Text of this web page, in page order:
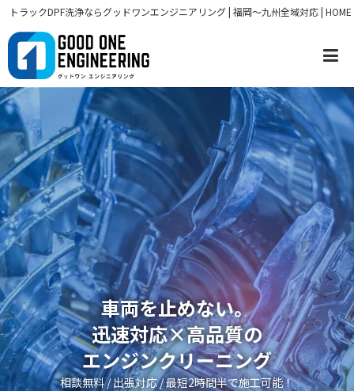
トラックDPF洗浄ならグッドワンエンジニアリング | 福岡～九州全域対応 | HOME
車両を止めない。
迅速対応×高品質の
エンジンクリーニング
相談無料 / 出張対応 / 最短2時間半で施工可能！